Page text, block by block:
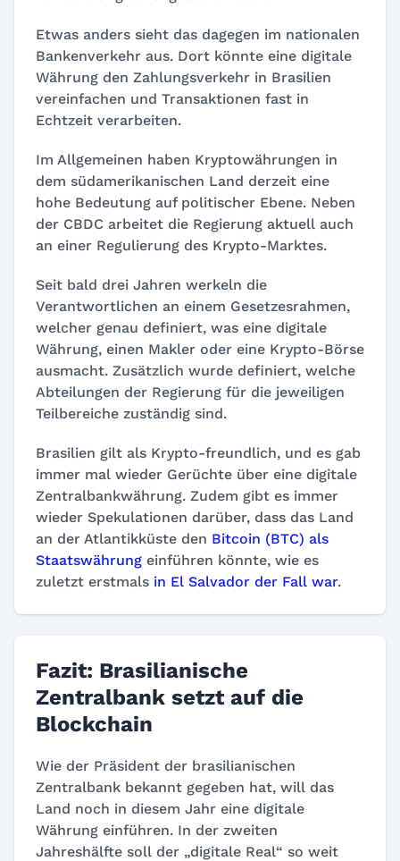
Etwas anders sieht das dagegen im nationalen
Bankenverkehr aus. Dort könnte eine digitale
Währung den Zahlungsverkehr in Brasilien
vereinfachen und Transaktionen fast in
Echtzeit verarbeiten.
Im Allgemeinen haben Kryptowährungen in
dem südamerikanischen Land derzeit eine
hohe Bedeutung auf politischer Ebene. Neben
der CBDC arbeitet die Regierung aktuell auch
an einer Regulierung des Krypto-Marktes.
Seit bald drei Jahren werkeln die
Verantwortlichen an einem Gesetzesrahmen,
welcher genau definiert, was eine digitale
Währung, einen Makler oder eine Krypto-Börse
ausmacht. Zusätzlich wurde definiert, welche
Abteilungen der Regierung für die jeweiligen
Teilbereiche zuständig sind.
Brasilien gilt als Krypto-freundlich, und es gab
immer mal wieder Gerüchte über eine digitale
Zentralbankwährung. Zudem gibt es immer
wieder Spekulationen darüber, dass das Land
an der Atlantikküste den Bitcoin (BTC) als
Staatswährung einführen könnte, wie es
zuletzt erstmals in El Salvador der Fall war.
Fazit: Brasilianische
Zentralbank setzt auf die
Blockchain
Wie der Präsident der brasilianischen
Zentralbank bekannt gegeben hat, will das
Land noch in diesem Jahr eine digitale
Währung einführen. In der zweiten
Jahreshälfte soll der „digitale Real“ so weit